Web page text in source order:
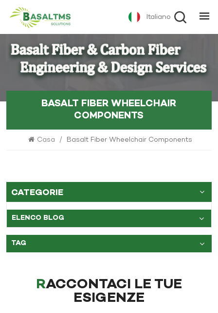
Italiano
BASALT FIBER WHEELCHAIR
COMPONENTS
Casa / Basalt Fiber Wheelchair Components
CATEGORIE
ELENCO BLOG
TAG
RACCONTACI LE TUE
ESIGENZE